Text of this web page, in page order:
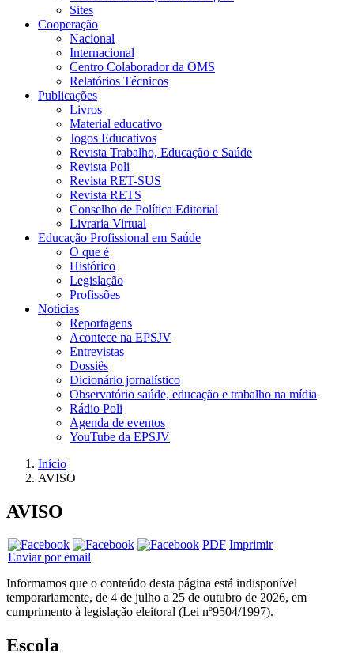
Sites
Cooperação
Nacional
Internacional
Centro Colaborador da OMS
Relatórios Técnicos
Publicações
Livros
Material educativo
Jogos Educativos
Revista Trabalho, Educação e Saúde
Revista Poli
Revista RET-SUS
Revista RETS
Conselho de Política Editorial
Livraria Virtual
Educação Profissional em Saúde
O que é
Histórico
Legislação
Profissões
Notícias
Reportagens
Acontece na EPSJV
Entrevistas
Dossiês
Dicionário jornalístico
Observatório saúde, educação e trabalho na mídia
Rádio Poli
Agenda de eventos
YouTube da EPSJV
Início
AVISO
AVISO
PDF Imprimir
Enviar por email
Informamos que o conteúdo desta página está indisponível
temporariamente, de 4 de julho a 25 de outubro de 2026, em
cumprimento à legislação eleitoral (Lei nº9504/1997).
Escola